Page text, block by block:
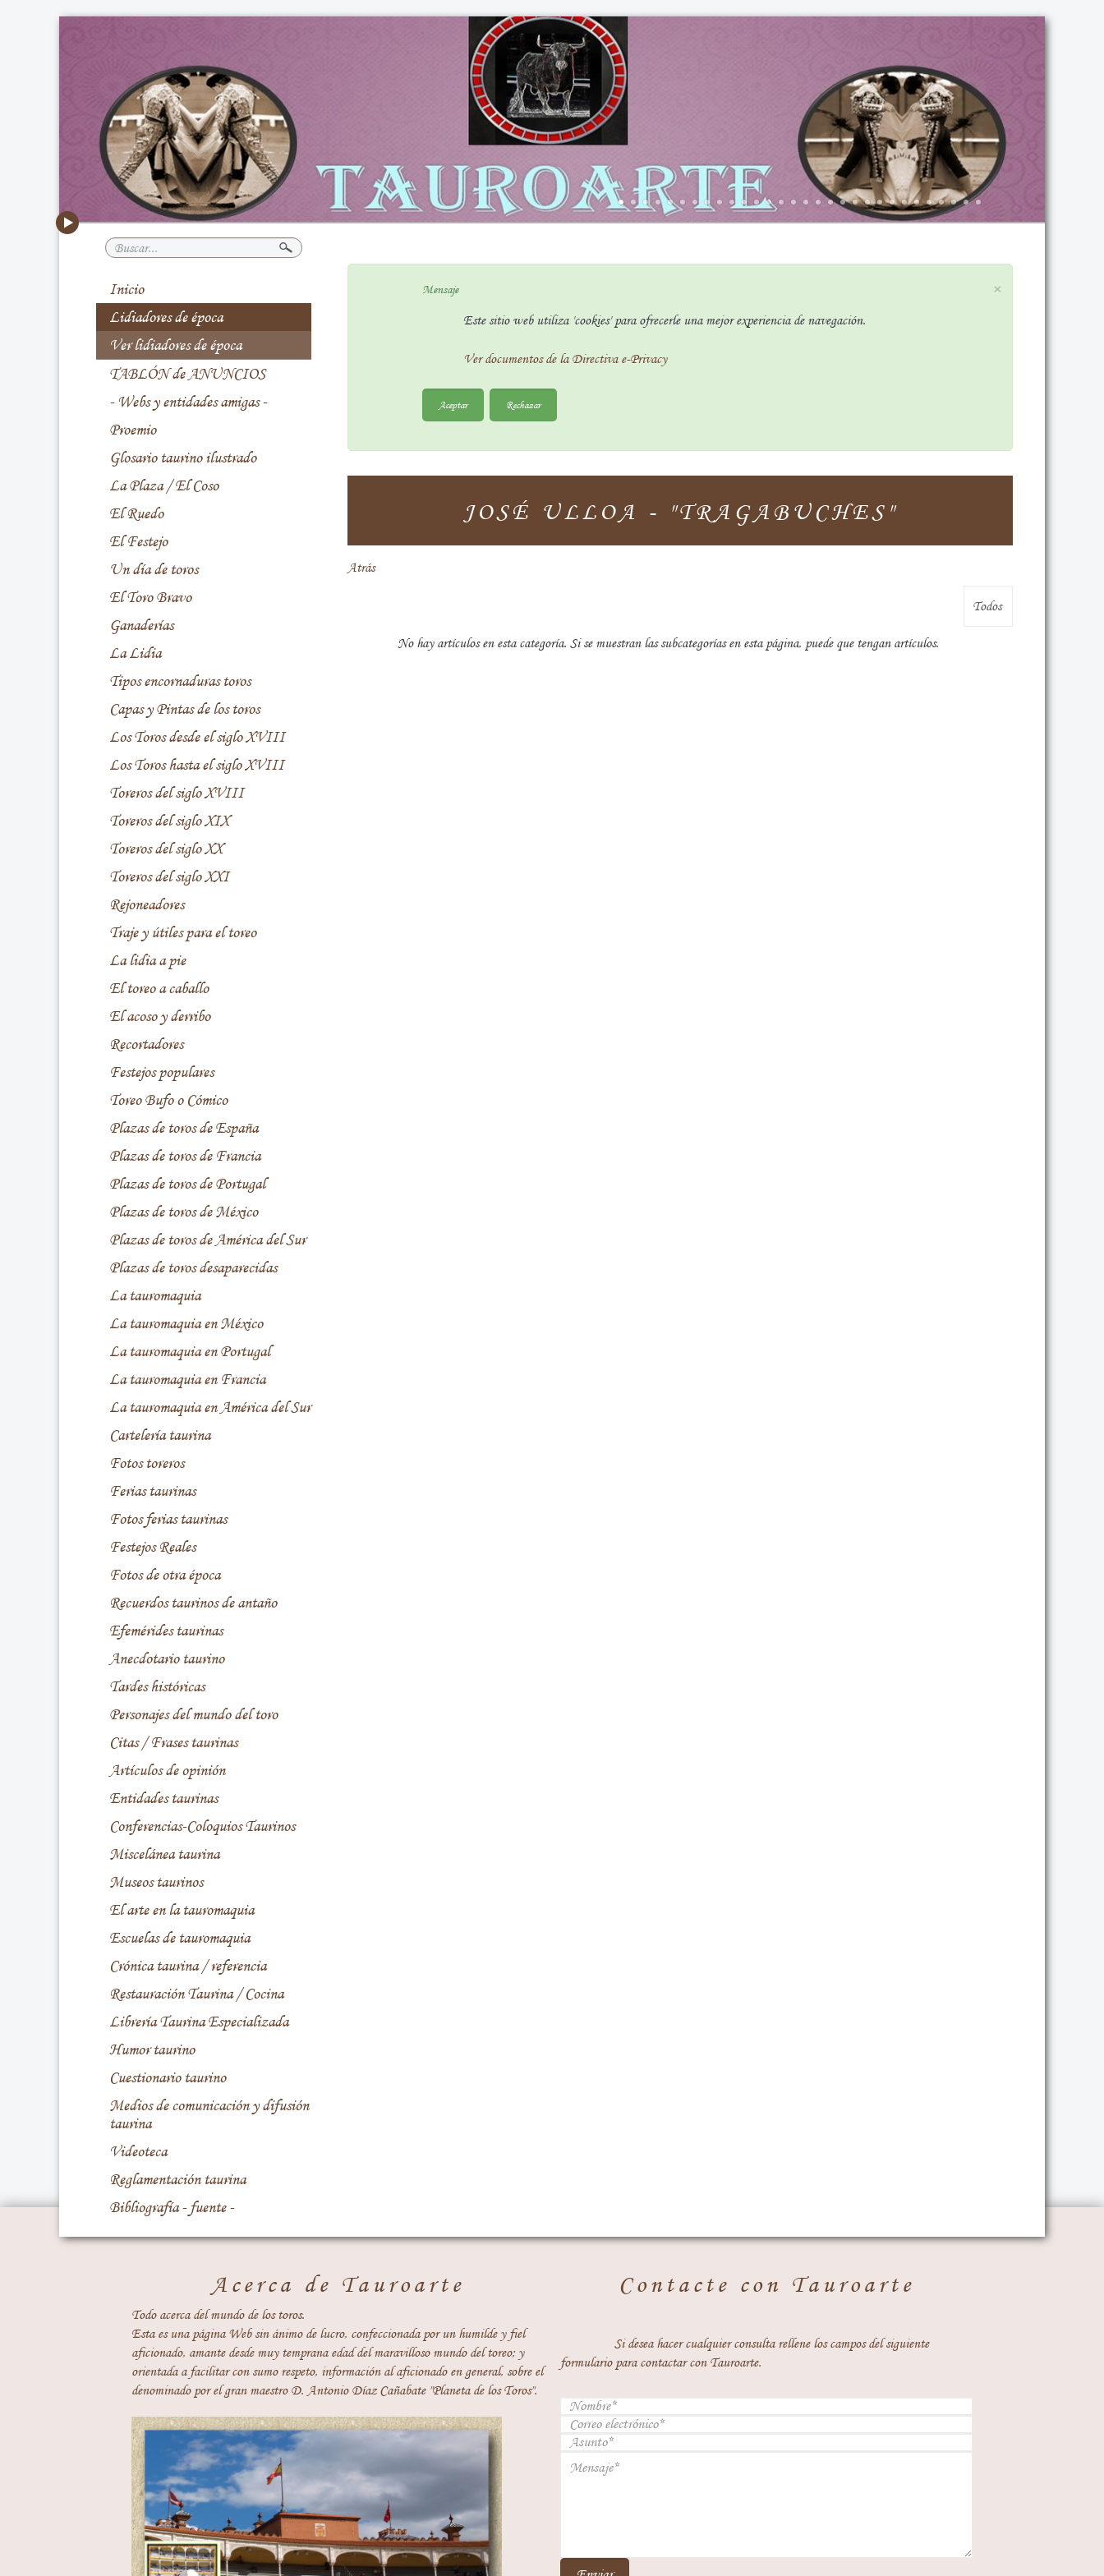
Buscar...
Inicio
Lidiadores de época
Ver lidiadores de época
TABLÓN de ANUNCIOS
- Webs y entidades amigas -
Proemio
Glosario taurino ilustrado
La Plaza / El Coso
El Ruedo
El Festejo
Un día de toros
El Toro Bravo
Ganaderías
La Lidia
Tipos encornaduras toros
Capas y Pintas de los toros
Los Toros desde el siglo XVIII
Los Toros hasta el siglo XVIII
Toreros del siglo XVIII
Toreros del siglo XIX
Toreros del siglo XX
Toreros del siglo XXI
Rejoneadores
Traje y útiles para el toreo
La lidia a pie
El toreo a caballo
El acoso y derribo
Recortadores
Festejos populares
Toreo Bufo o Cómico
Plazas de toros de España
Plazas de toros de Francia
Plazas de toros de Portugal
Plazas de toros de México
Plazas de toros de América del Sur
Plazas de toros desaparecidas
La tauromaquia
La tauromaquia en México
La tauromaquia en Portugal
La tauromaquia en Francia
La tauromaquia en América del Sur
Cartelería taurina
Fotos toreros
Ferias taurinas
Fotos ferias taurinas
Festejos Reales
Fotos de otra época
Recuerdos taurinos de antaño
Efemérides taurinas
Anecdotario taurino
Tardes históricas
Personajes del mundo del toro
Citas / Frases taurinas
Artículos de opinión
Entidades taurinas
Conferencias-Coloquios Taurinos
Miscelánea taurina
Museos taurinos
El arte en la tauromaquia
Escuelas de tauromaquia
Crónica taurina / referencia
Restauración Taurina / Cocina
Librería Taurina Especializada
Humor taurino
Cuestionario taurino
Medios de comunicación y difusión
taurina
Videoteca
Reglamentación taurina
Bibliografía - fuente -
×
Mensaje
Este sitio web utiliza 'cookies' para ofrecerle una mejor experiencia de navegación.
Ver documentos de la Directiva e-Privacy
Aceptar Rechazar
JOSÉ ULLOA - "TRAGABUCHES"
Atrás
No hay artículos en esta categoría. Si se muestran las subcategorías en esta página, puede que tengan artículos.
Acerca de Tauroarte
Todo acerca del mundo de los toros.
Esta es una página Web sin ánimo de lucro, confeccionada por un humilde y fiel
aficionado, amante desde muy temprana edad del maravilloso mundo del toreo; y
orientada a facilitar con sumo respeto, información al aficionado en general, sobre el
denominado por el gran maestro D. Antonio Díaz Cañabate "Planeta de los Toros".
Contacte con Tauroarte
Si desea hacer cualquier consulta rellene los campos del siguiente
formulario para contactar con Tauroarte.